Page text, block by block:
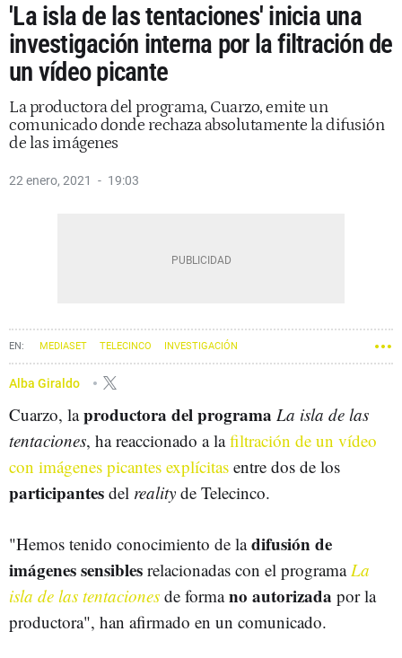
'La isla de las tentaciones' inicia una
investigación interna por la filtración de
un vídeo picante
La productora del programa, Cuarzo, emite un
comunicado donde rechaza absolutamente la difusión
de las imágenes
22 enero, 2021 19:03
MEDIASET TELECINCO INVESTIGACIÓN
Alba Giraldo
Cuarzo, laproductora del programa La isla de las
tentaciones, ha reaccionado a lafiltración de un vídeo
con imágenes picantes explícitas entre dos de los
participantes del reality de Telecinco.
"Hemos tenido conocimiento de ladifusión de
imágenes sensibles relacionadas con el programaLa
isla de las tentaciones de formano autorizada por la
productora", han afirmado en un comunicado.